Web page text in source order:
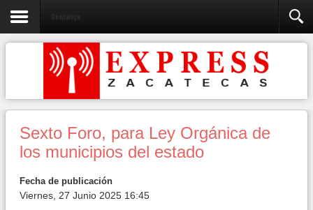
Guadalupe
Sexto Foro, para Ley Orgánica de
los municipios del estado
Fecha de publicación
Viernes, 27 Junio 2025 16:45